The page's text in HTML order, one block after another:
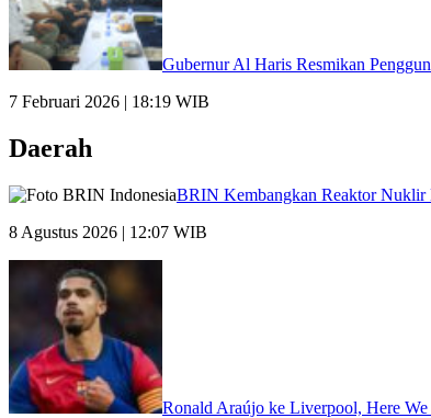
Gubernur Al Haris Resmikan
7 Februari 2026 | 18:19 WIB
Daerah
BRIN Kembangkan Reaktor
8 Agustus 2026 | 12:07 WIB
Ronald Araújo ke Liverpool, Here